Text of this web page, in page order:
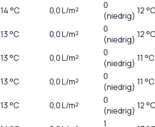
14°C 0,0L/m²
0
(niedrig) 12
13°C 0,0L/m²
0
(niedrig) 12
13°C 0,0L/m²
0
(niedrig) 11 °C
13°C 0,0L/m²
0
(niedrig) 11 °C
13°C 0,0L/m²
0
(niedrig) 12
1